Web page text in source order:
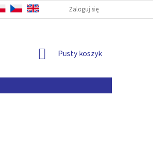
OD UMOWY NAPISZ DO NAS
Zaloguj się
KOSZYK
Pusty koszyk